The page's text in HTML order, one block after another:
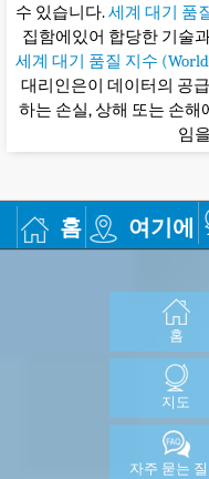
수 있습니다.세계 대기 품
집함에있어 합당한 기술
세계 대기 품질 지수
대리인은이 데이터의 공
하는 손실, 상해 또는 손해
임
홈 여기에
홈
지도
자주 묻는